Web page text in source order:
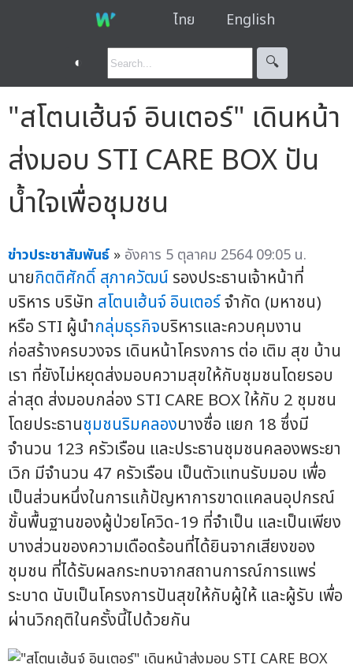
ไทย English
◐ 🔍︎
"สโตนเฮ้นจ์ อินเตอร์" เดินหน้า
ส่งมอบ STI CARE BOX ปัน
น้ำใจเพื่อชุมชน
ข่าวประชาสัมพันธ์ » อังคาร 5 ตุลาคม 2564 09:05 น.
นายกิตติศักดิ์ สุภาควัฒน์ รองประธานเจ้าหน้าที่
บริหาร บริษัท สโตนเฮ้นจ์ อินเตอร์จำกัด (มหาชน)
หรือ STI ผู้นำกลุ่มธุรกิจบริหารและควบคุมงาน
ก่อสร้างครบวงจร เดินหน้าโครงการ ต่อ เติม สุข บ้าน
เรา ที่ยังไม่หยุดส่งมอบความสุขให้กับชุมชนโดยรอบ
ล่าสุด ส่งมอบกล่อง STI CARE BOX ให้กับ 2 ชุมชน
โดยประธานชุมชนริมคลองบางซื่อ แยก 18 ซึ่งมี
จำนวน 123 ครัวเรือน และประธานชุมชนคลองพระยา
เวิก มีจำนวน 47 ครัวเรือน เป็นตัวแทนรับมอบ เพื่อ
เป็นส่วนหนึ่งในการแก้ปัญหาการขาดแคลนอุปกรณ์
ขั้นพื้นฐานของผู้ป่วยโควิด-19 ที่จำเป็น และเป็นเพียง
บางส่วนของความเดือดร้อนที่ได้ยินจากเสียงของ
ชุมชน ที่ได้รับผลกระทบจากสถานการณ์การแพร่
ระบาด นับเป็นโครงการปันสุขให้กับผู้ให้ และผู้รับ เพื่อ
ผ่านวิกฤติในครั้งนี้ไปด้วยกัน